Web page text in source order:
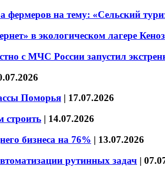
на тему: «Сельский
в экологическом лагере
с МЧС России запустил
Поморья | 17.07.2026
строить | 14.07.2026
бизнеса на 76% | 13.07.2026
рутинных задач |